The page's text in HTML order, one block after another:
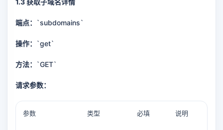
1.3 获取子域名详情
端点： `subdomains`
操作： `get`
方法： `GET`
请求参数：
参数 类型 必填 说明